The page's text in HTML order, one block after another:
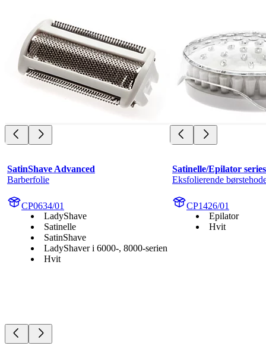
SatinShave Advanced
Barberfolie
CP0634/01
LadyShave
Satinelle
SatinShave
LadyShaver i 6000-, 8000-serien
Hvit
Satinelle/Epilator
Eksfolierende
CP1426/01
Epilator
Hvit